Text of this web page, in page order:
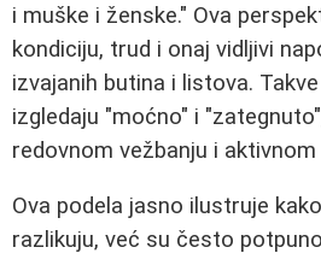
i muške i ženske." Ova
kondiciju, trud i onaj vidljivi
izvajanih butina i listova.
izgledaju "moćno" i
redovnom vežbanju i
Ova podela jasno ilustruje
razlikuju, već su često